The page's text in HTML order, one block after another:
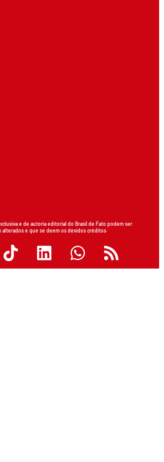
e de autoria editorial do Brasil de Fato podem ser
e que se deem os devidos créditos.